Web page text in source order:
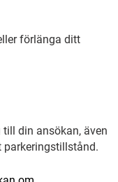
förlänga ditt
din ansökan, även